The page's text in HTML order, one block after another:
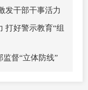
发干部干事活力
打好警示教育“组
监督“立体防线”